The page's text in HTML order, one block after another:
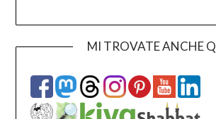
MI TROVATE ANCHE